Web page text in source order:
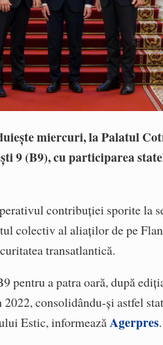
miercuri, la Palatul
9 (B9), cu participarea
contribuției sporite la
colectiv al aliaților de pe
transatlantică.
pentru a patra oară, după
consolidându-și astfel
Estic, informeazăAgerpres.